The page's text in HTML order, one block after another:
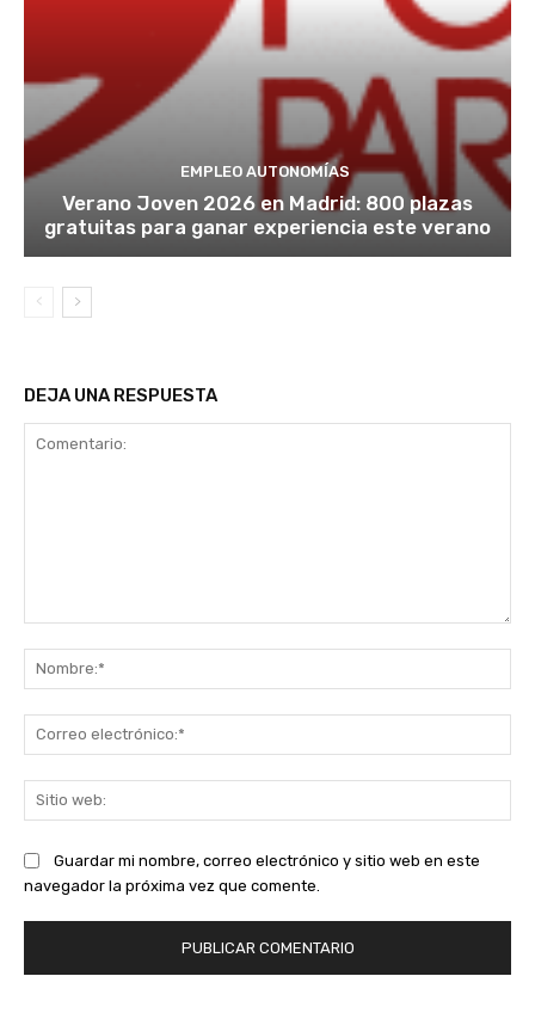
EMPLEO AUTONOMÍAS
Verano Joven 2026 en Madrid: 800 plazas
gratuitas para ganar experiencia este verano
DEJA UNA RESPUESTA
Guardar mi nombre, correo electrónico y sitio web en este
navegador la próxima vez que comente.